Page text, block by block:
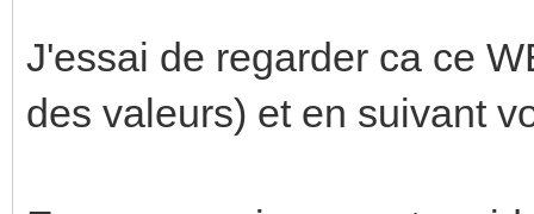
J'essai de regarder ca ce
des valeurs) et en suivant